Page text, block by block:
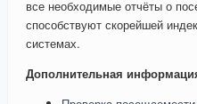
все необходимые отчёты о
способствуют скорейшей
системах.
Дополнительная